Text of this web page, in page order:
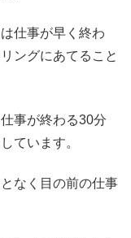
仕事が早く終わ
ングにあてること
事が終わる30分
ています。
なく目の前の仕事